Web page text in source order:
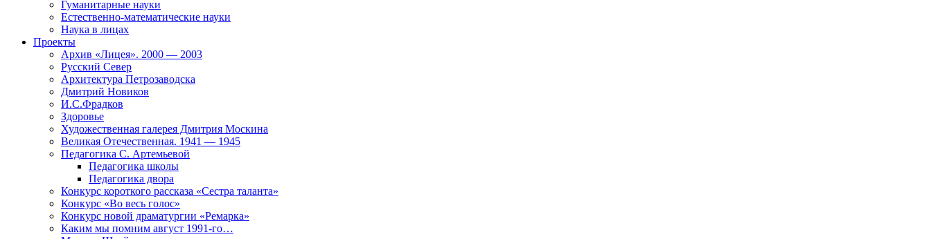
Гуманитарные науки
Естественно-математические науки
Наука в лицах
Проекты
Архив «Лицея». 2000 — 2003
Русский Север
Архитектура Петрозаводска
Дмитрий Новиков
И.С.Фрадков
Здоровье
Художественная галерея Дмитрия Москина
Великая Отечественная. 1941 — 1945
Педагогика С. Артемьевой
Педагогика школы
Педагогика двора
Конкурс короткого рассказа «Сестра таланта»
Конкурс «Во весь голос»
Конкурс новой драматургии «Ремарка»
Каким мы помним август 1991-го…